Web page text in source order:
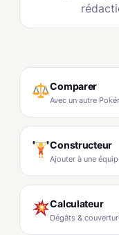
Comparer
Avec un autre
Constructeur
Ajouter à une
Calculateur
Dégâts &